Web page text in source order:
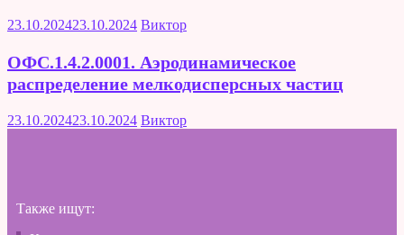
23.10.202423.10.2024 Виктор
ОФС.1.4.2.0001. Аэродинамическое
распределение мелкодисперсных частиц
23.10.202423.10.2024 Виктор
Также ищут: